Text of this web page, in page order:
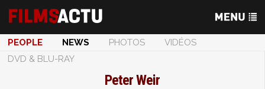
PEOPLE NEWS PHOTOS
VIDÉOS
DVD & BLU-RAY
Peter Weir